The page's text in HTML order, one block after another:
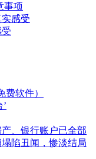
事项
感受
费软件）
、银行账户已全部
陷丑闻，惨淡结局